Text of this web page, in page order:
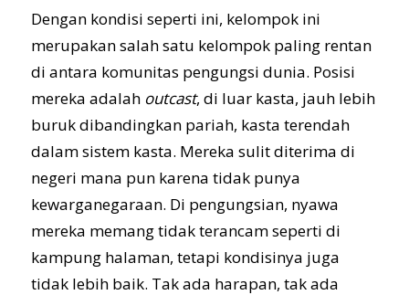
Dengan kondisi seperti ini, kelompok ini
merupakan salah satu kelompok paling rentan
di antara komunitas pengungsi dunia. Posisi
mereka adalah outcast, di luar kasta, jauh lebih
buruk dibandingkan pariah, kasta terendah
dalam sistem kasta. Mereka sulit diterima di
negeri mana pun karena tidak punya
kewarganegaraan. Di pengungsian, nyawa
mereka memang tidak terancam seperti di
kampung halaman, tetapi kondisinya juga
tidak lebih baik. Tak ada harapan, tak ada